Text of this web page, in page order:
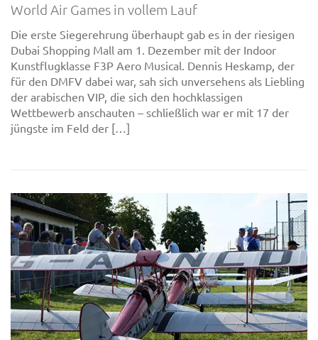
World Air Games in vollem Lauf
Die erste Siegerehrung überhaupt gab es in der riesigen
Dubai Shopping Mall am 1. Dezember mit der Indoor
Kunstflugklasse F3P Aero Musical. Dennis Heskamp, der
für den DMFV dabei war, sah sich unversehens als Liebling
der arabischen VIP, die sich den hochklassigen
Wettbewerb anschauten – schließlich war er mit 17 der
jüngste im Feld der […]